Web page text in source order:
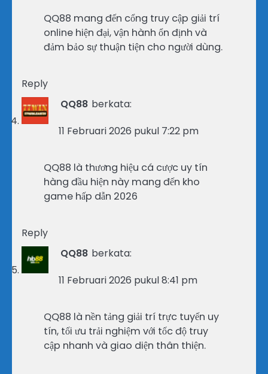
QQ88 mang đến cổng truy cập giải trí
online hiện đại, vận hành ổn định và
đảm bảo sự thuận tiện cho người dùng.
Reply
QQ88 berkata:
11 Februari 2026 pukul 7:22 pm
QQ88 là thương hiệu cá cược uy tín
hàng đầu hiện này mang đến kho
game hấp dẫn 2026
Reply
QQ88 berkata:
11 Februari 2026 pukul 8:41 pm
QQ88 là nền tảng giải trí trực tuyến uy
tín, tối ưu trải nghiệm với tốc độ truy
cập nhanh và giao diện thân thiện.